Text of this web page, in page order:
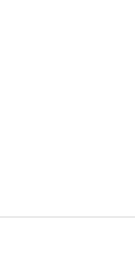
is. Het hoesje is namelijk